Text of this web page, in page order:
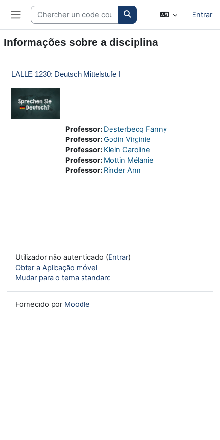
Ir para o conteúdo principal
Painel lateral
Search courses Entrar
Informações sobre a disciplina
LALLE 1230: Deutsch Mittelstufe I
Professor: Desterbecq Fanny
Professor:Godin Virginie
Professor: Klein Caroline
Professor: Mottin Mélanie
Professor: Rinder Ann
Utilizador não autenticado (Entrar)
Obter a Aplicação móvel
Mudar para o tema standard
Fornecido por Moodle